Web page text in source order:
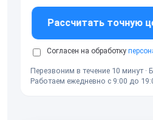
Рассчитать точную
Согласен на обработку
Перезвоним в течение 10 минут ·
Работаем ежедневно с 9:00 до